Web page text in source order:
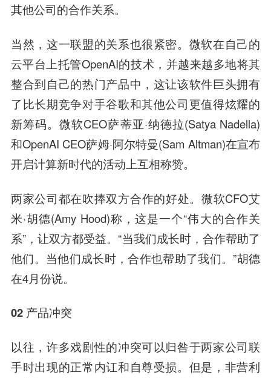
其他公司的合作关系。
当然，这一联盟的关系也很紧密。 微软在自己的
云平台上托管OpenAI的技术，并越来越多地将其
整合到自己的热门产品中，这让该软件巨头拥有
了比长期竞争对手谷歌和其他公司更值得炫耀的
新筹码。微软CEO萨蒂亚·纳德拉(Satya Nadella)
和OpenAI CEO萨姆·阿尔特曼(Sam Altman)在宣布
开启计算新时代的活动上互相称赞。
两家公司都在吹捧双方合作的好处。微软CFO艾
米·胡德(Amy Hood)称，这是一个“伟大的合作关
系”，让双方都受益。“当我们成长时，合作帮助了
他们。当他们成长时，合作也帮助了我们。”胡德
在4月份说。
02 产品冲突
以往，许多戏剧性的冲突可以归咎于两家公司联
手时出现的正常内讧和自尊受损。但是，非营利